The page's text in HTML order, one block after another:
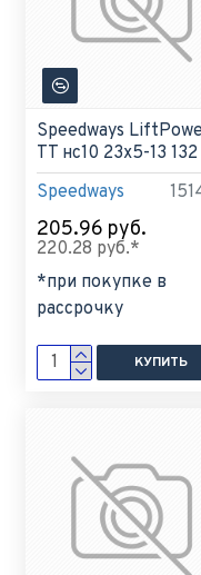
Speedways
Speedways
TT нс10 23x5-13
205.96 руб.
220.28 руб.*
*при покупке в
рассрочку
КУПИТЬ